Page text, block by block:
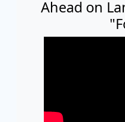
Ahead on